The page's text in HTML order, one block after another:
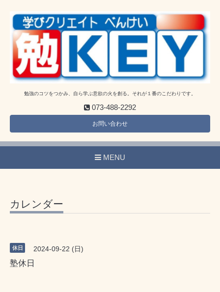
勉強のコツをつかみ、自ら学ぶ意欲の火を創る。それが１番のこだわりです。
073-488-2292
お問い合わせ
MENU
カレンダー
休日 2024-09-22 (日)
塾休日